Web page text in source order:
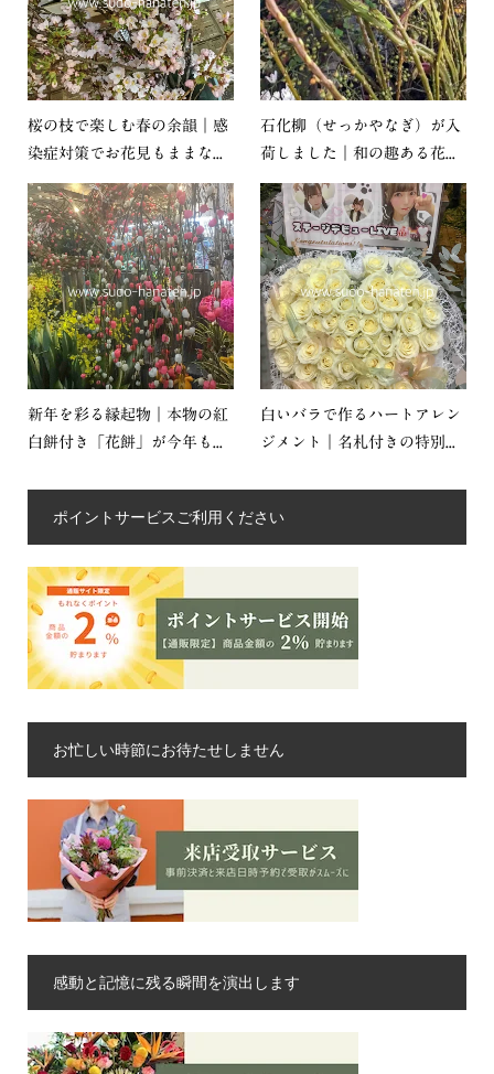
桜の枝で楽しむ春の余韻｜感
染症対策でお花見もままな...
石化柳（せっかやなぎ）が入
荷しました｜和の趣ある花...
新年を彩る縁起物｜本物の紅
白餅付き「花餅」が今年も...
白いバラで作るハートアレン
ジメント｜名札付きの特別...
ポイントサービスご利用ください
お忙しい時節にお待たせしません
感動と記憶に残る瞬間を演出します